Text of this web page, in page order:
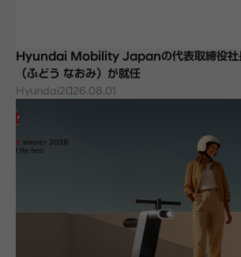
Hyundai Mobility Japanの代表取締役社
（ふどう なおみ）が就任
Hyundai2026.08.01